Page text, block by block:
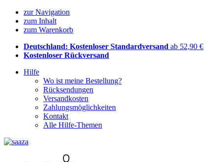
zur Navigation
zum Inhalt
zum Warenkorb
Deutschland: Kostenloser Standardversand ab 52,90 €
Kostenloser Rückversand
Hilfe
Wo ist meine Bestellung?
Rücksendungen
Versandkosten
Zahlungsmöglichkeiten
Kontakt
Alle Hilfe-Themen